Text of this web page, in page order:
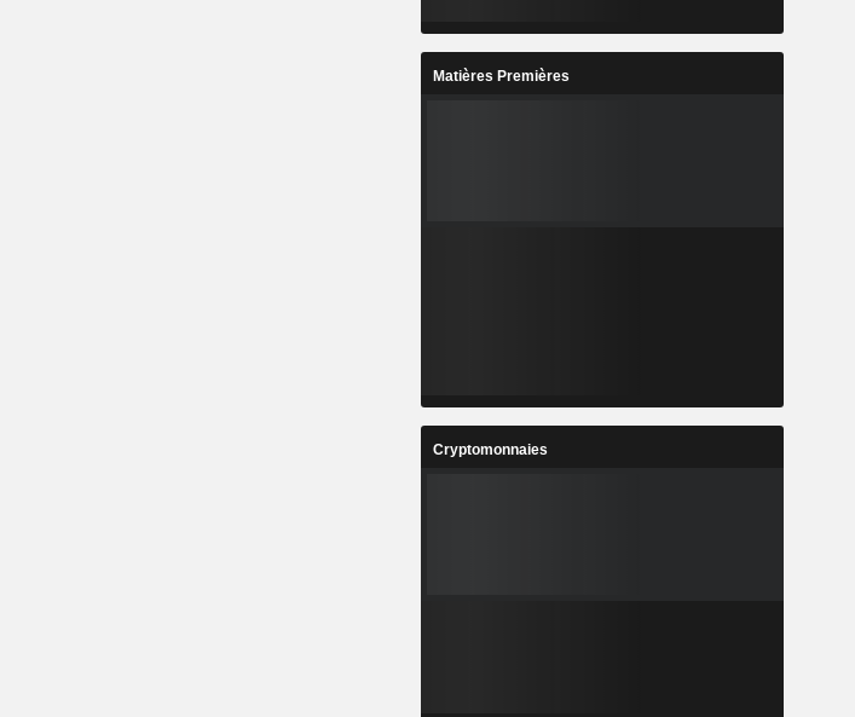
Matières Premières
Cryptomonnaies